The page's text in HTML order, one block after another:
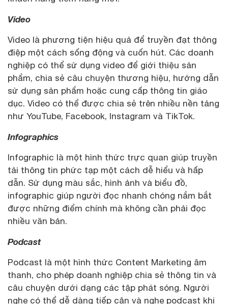
Video
Video là phương tiện hiệu quả để truyền đạt thông
điệp một cách sống động và cuốn hút. Các doanh
nghiệp có thể sử dụng video để giới thiệu sản
phẩm, chia sẻ câu chuyện thương hiệu, hướng dẫn
sử dụng sản phẩm hoặc cung cấp thông tin giáo
dục. Video có thể được chia sẻ trên nhiều nền tảng
như YouTube, Facebook, Instagram và TikTok.
Infographics
Infographic là một hình thức trực quan giúp truyền
tải thông tin phức tạp một cách dễ hiểu và hấp
dẫn. Sử dụng màu sắc, hình ảnh và biểu đồ,
infographic giúp người đọc nhanh chóng nắm bắt
được những điểm chính mà không cần phải đọc
nhiều văn bản.
Podcast
Podcast là một hình thức Content Marketing âm
thanh, cho phép doanh nghiệp chia sẻ thông tin và
câu chuyện dưới dạng các tập phát sóng. Người
nghe có thể dễ dàng tiếp cận và nghe podcast khi